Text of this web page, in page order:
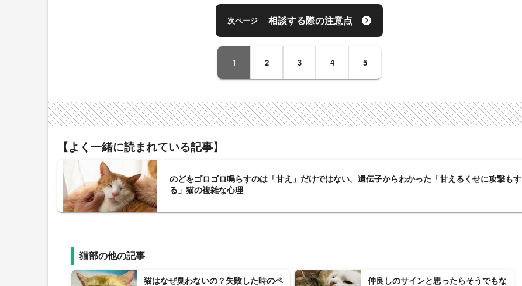
次ページ 相談する際の注意点
1 2 3 4 5
【よく一緒に読まれている記事】
のどをゴロゴロ鳴らすのは「甘え」だけではない。遺伝子からわかった「甘えるくせに攻撃もす
る」猫の複雑な心理
猫部の他の記事
猫はなぜ臭わないの？失敗した時のペ
仲良しのサインと思ったらそうでもな